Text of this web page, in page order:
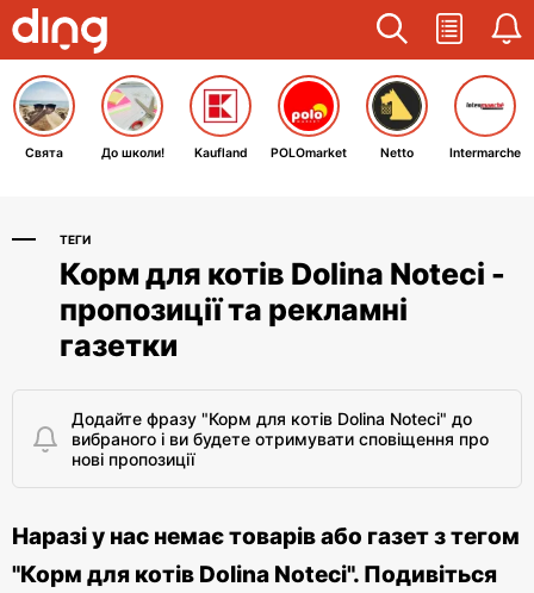
Свята До школи! Kaufland POLOmarket Netto Intermarche
ТЕГИ
Корм для котів Dolina Noteci -
пропозиції та рекламні
газетки
Додайте фразу "Корм для котів Dolina Noteci" до
вибраного і ви будете отримувати сповіщення про
нові пропозиції
Наразі у нас немає товарів або газет з тегом
"Корм для котів Dolina Noteci". Подивіться